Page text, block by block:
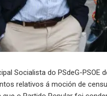
Socialista do PSdeG-
relativos á moción de